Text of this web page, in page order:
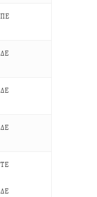
ΠΕ
ΔΕ
ΔΕ
ΔΕ
ΤΕ
ΔΕ